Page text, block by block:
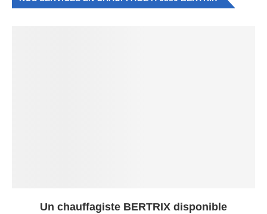
Un chauffagiste BERTRIX disponible